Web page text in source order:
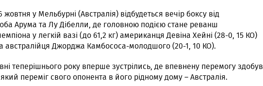
жовтня у Мельбурні (Австралія) відбудеться вечір боксу від
Арума та Лу Дібелли, де головною подією стане реванш
у легкій вазі (до 61,2 кг) американця Девіна Хейні (28-0, 15 КО)
австралійця Джорджа Камбососа-молодшого (20-1, 10 КО).
теперішнього року вперше зустрілись, де впевнену перемогу здобув
переміг свого опонента в його рідному дому – Австралія.